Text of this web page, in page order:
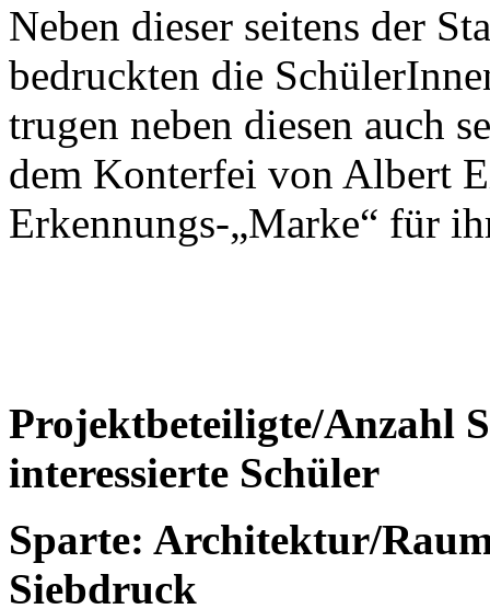
Neben dieser seitens der
bedruckten die
trugen neben diesen auch
dem Konterfei von Albert
Erkennungs-„Marke“ für
Projektbeteiligte/Anzahl
interessierte Schüler
Sparte: Architektur/
Siebdruck